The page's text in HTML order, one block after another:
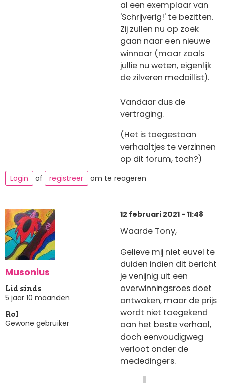
al een exemplaar van
'Schrijverig!' te bezitten.
Zij zullen nu op zoek
gaan naar een nieuwe
winnaar (maar zoals
jullie nu weten, eigenlijk
de zilveren medaillist).
Vandaar dus de
vertraging.
(Het is toegestaan
verhaaltjes te verzinnen
op dit forum, toch?)
Login of registreer om te reageren
Musonius
Lid sinds
5 jaar 10 maanden
Rol
Gewone gebruiker
12 februari 2021 - 11:48
Waarde Tony,
Gelieve mij niet euvel te
duiden indien dit bericht
je venijnig uit een
overwinningsroes doet
ontwaken, maar de prijs
wordt niet toegekend
aan het beste verhaal,
doch eenvoudigweg
verloot onder de
mededingers.